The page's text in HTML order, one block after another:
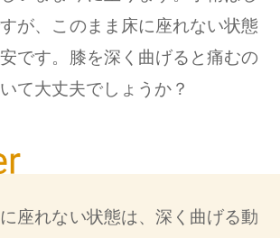
が、このまま床に座れない状態
です。膝を深く曲げると痛むの
て大丈夫でしょうか？
座れない状態は、深く曲げる動